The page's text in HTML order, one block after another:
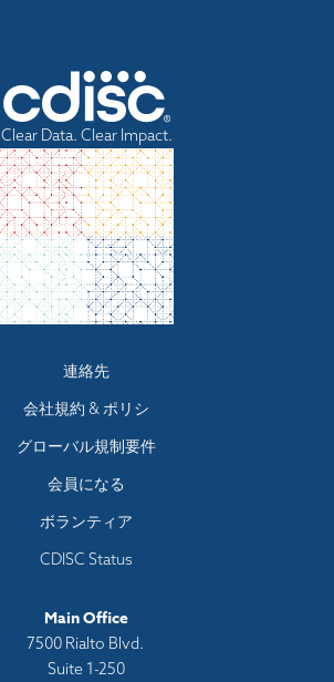
Clear Data. Clear Impact.
Footer連絡先
会社規約 & ポリシ
グローバル規制要件
会員になる
ボランティア
CDISC Status
Main Office
7500 Rialto Blvd.
Suite 1-250